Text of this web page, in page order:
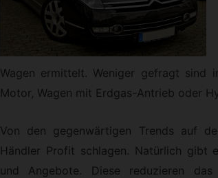
Wagen ermittelt. Weniger gefragt sind
Motor, Wagen mit Erdgas-Antrieb oder
Von den gegenwärtigen Trends auf
Händler Profit schlagen. Natürlich gibt
und Angebote. Diese reduzieren